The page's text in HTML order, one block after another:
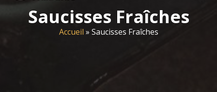
Saucisses Fraîches
Accueil » Saucisses Fraîches